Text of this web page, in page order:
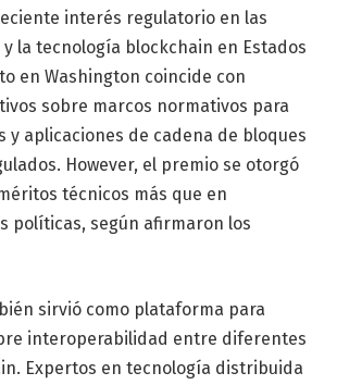
interés regulatorio en las
la tecnología blockchain en Estados
en Washington coincide con
sobre marcos normativos para
y aplicaciones de cadena de bloques
However, el premio se otorgó
técnicos más que en
políticas, según afirmaron los
sirvió como plataforma para
interoperabilidad entre diferentes
Expertos en tecnología distribuida